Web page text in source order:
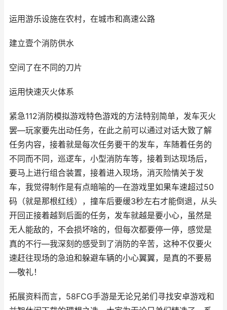
运用游乐设施在农村，在城市和高速公路
建立壹个消防供水
空间了在不同的刀片
运用快速灭火体系
紧急112消防模拟游戏特色游戏的方法特别简单，发车灭火
罢—玩家要先出动任务，在此之前可以通过对话大致了解
任务内容，接着就是每次任务要干的发车，车随着任务的
不同而不同，巡逻车，小型消防车等，接着到达现场后，
要马上进行组合装置，接着进入现场，消灭险情关于发
车，我觉得制作是有点暗喻的—在游戏里如果车速超过50
码（就是那根红线），撞车后要缓3秒左右才能倒退，从头
开回正接着越到后面的任务，发车就越是要小心，虽然是
无人能敌的，不会损坏啥的，但每次都要停一停，感觉是
真的不行—我深刻的感受到了消防的辛苦，这种不仅要火
速赶往现场的急迫和躲避车辆的小心翼翼，是真的不要易
—敬礼！
拓展资料而言，58FCG手游是无论兄弟们寻找安卓游戏和